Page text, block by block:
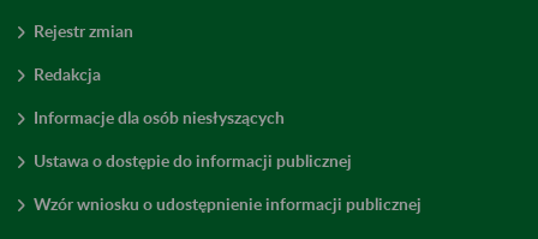
Rejestr zmian
Redakcja
Informacje dla osób niesłyszących
Ustawa o dostępie do informacji publicznej
Wzór wniosku o udostępnienie informacji publicznej